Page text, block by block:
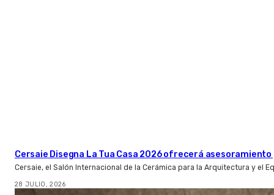
Cersaie Disegna La Tua Casa 2026 ofrecerá
Cersaie, el Salón Internacional de la Cerámica para la Arquitectura y el
28 JULIO, 2026